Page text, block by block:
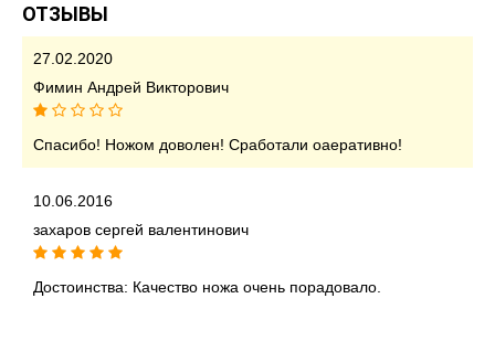
ОТЗЫВЫ
27.02.2020
Фимин Андрей Викторович
Спасибо! Ножом доволен! Сработали оаеративно!
10.06.2016
захаров сергей валентинович
Достоинства: Качество ножа очень порадовало.